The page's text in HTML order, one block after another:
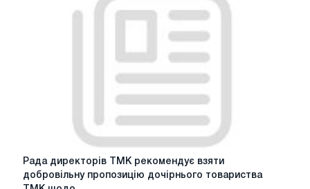
Рада
директорів
ТМК
Рада директорів ТМК рекомендує взяти
добровільну пропозицію дочірнього товариства